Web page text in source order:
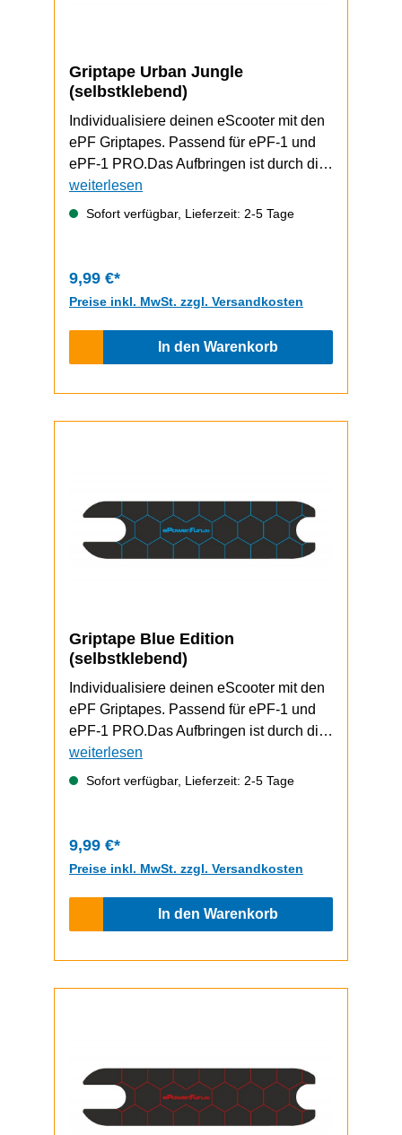
Griptape Urban Jungle
(selbstklebend)
Individualisiere deinen eScooter mit den
ePF Griptapes. Passend für ePF-1 und
ePF-1 PRO.Das Aufbringen ist durch die
selbstklebende Unterseite schnell und
einfach durchzuführen.ePF-1 / ePF-1
weiterlesen
Sofort verfügbar, Lieferzeit: 2-5 Tage
9,99 €*
Preise inkl. MwSt. zzgl. Versandkosten
In den Warenkorb
Griptape Blue Edition
(selbstklebend)
Individualisiere deinen eScooter mit den
ePF Griptapes. Passend für ePF-1 und
ePF-1 PRO.Das Aufbringen ist durch die
selbstklebende Unterseite schnell und
einfach durchzuführen.ePF-1 / ePF-1
weiterlesen
Sofort verfügbar, Lieferzeit: 2-5 Tage
9,99 €*
Preise inkl. MwSt. zzgl. Versandkosten
In den Warenkorb